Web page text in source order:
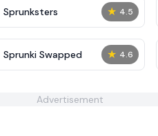
★ 4.5
Sprunksters
★ 4.6
Sprunki Swapped
Advertisement